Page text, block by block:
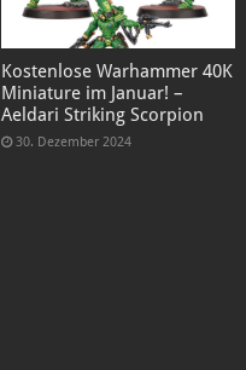
Kostenlose Warhammer 40K
Miniature im Januar! –
Aeldari Striking Scorpion
30. Dezember 2024